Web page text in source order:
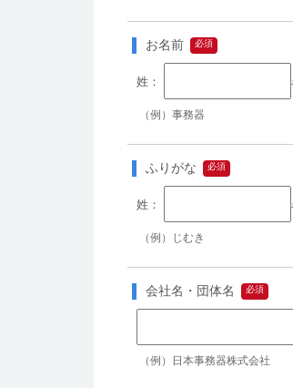
お名前
（例）事務器
ふりがな
（例）じむき
会社名・団体名
（例）日本事務器株式会社